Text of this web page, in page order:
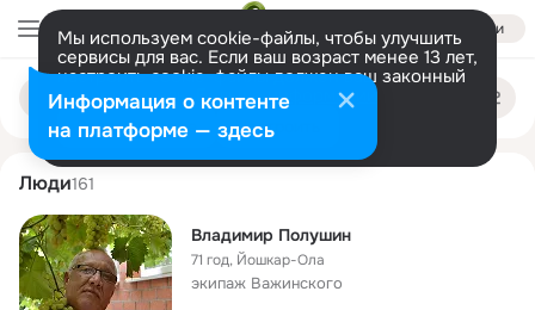
Войти
Мы используем cookie-файлы, чтобы улучшить
сервисы для вас. Если ваш возраст менее 13 лет,
настроить cookie-файлы должен ваш законный
представитель. Больше информации
Разрешить все Настроить
Поиск
людям
vladimir polushin
Люди161
Владимир Полушин
71 год, Йошкар-Ола
экипаж Важинского
Информация о контенте
на платформе — здесь